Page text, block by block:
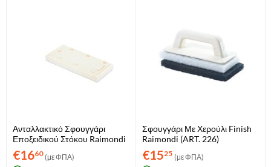
Ανταλλακτικό Σφουγγάρι
Εποξειδικού Στόκου Raimondi
(ART. 217RICCEL)
€1660 (με ΦΠΑ)
Σφουγγάρι Με Χερούλι Finish
Raimondi (ART. 226)
€1525 (με ΦΠΑ)